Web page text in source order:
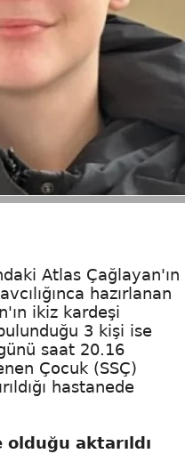
Atlas Çağlayan'ın
hazırlanan
ikiz kardeşi
3 kişi ise
saat 20.16
Çocuk (SSÇ)
hastanede
aktarıldı